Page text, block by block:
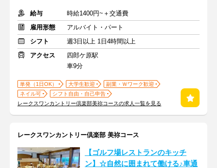
給与
時給1400円~＋交通費
雇用形態
アルバイト・パート
シフト
週3日以上 1日4時間以上
アクセス
四郎ケ原駅
車9分
単発（1日OK） 大学生歓迎
副業・Ｗワーク歓迎
ネイル可
シフト自由・自己申告
レークスワンカントリー倶楽部美祢コースの求人一覧を見る
レークスワンカントリー倶楽部 美祢コース
【ゴルフ場レストランのキッチ
ン】☆自然に囲まれて働ける♪車通